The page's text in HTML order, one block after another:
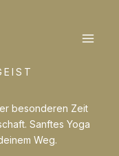
besonderen Zeit
Sanftes Yoga
Weg.